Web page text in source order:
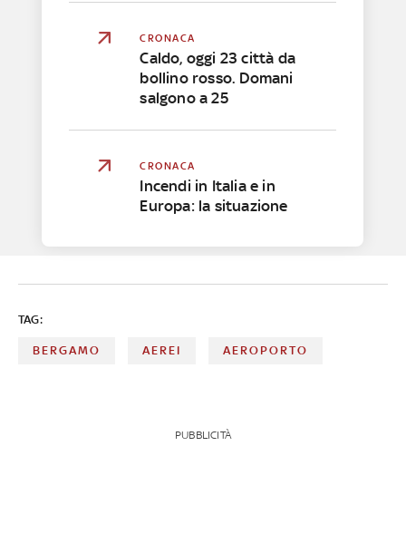
CRONACA
Caldo, oggi 23 città da
bollino rosso. Domani
salgono a 25
CRONACA
Incendi in Italia e in
Europa: la situazione
TAG:
BERGAMO AEREI AEROPORTO
PUBBLICITÀ